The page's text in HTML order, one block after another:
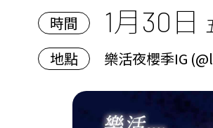
時間 1月30日
地點
樂活夜櫻季IG